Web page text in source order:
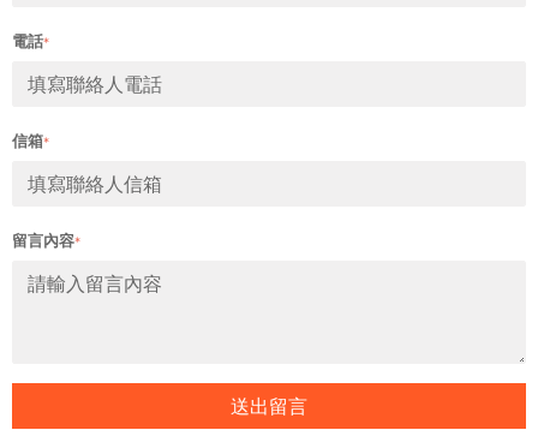
電話*
信箱*
留言內容*
送出留言